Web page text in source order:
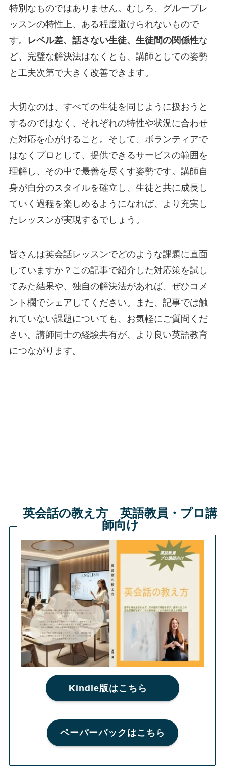
特別なものではありません。むしろ、グループレ
ッスンの特性上、ある程度避けられないもので
す。
レベル差、話さない生徒、生徒間の関係性な
ど、完璧な解決法はなくとも、講師としての姿勢
と工夫次第で大きく改善できます。
大切なのは、すべての生徒を同じように扱おうと
するのではなく、それぞれの特性や状況に合わせ
た対応を心がけること。そして、ボランティアで
はなくプロとして、提供できるサービスの範囲を
理解し、その中で最善を尽くす姿勢です。講師自
身が自分のスタイルを確立し、生徒と共に成長し
ていく過程を楽しめるようになれば、より充実し
たレッスンが実現するでしょう。
皆さんは英会話レッスンでどのような課題に直面
していますか？この記事で紹介した対応策を試し
てみた結果や、独自の解決法があれば、ぜひコメ
ント欄でシェアしてください。また、記事では触
れていない課題についても、お気軽にご質問くだ
さい。講師同士の経験共有が、より良い英語教育
につながります。
英会話の教え方 英語教員・プロ講
師向け
Kindle版はこちら
ペーパーバックはこちら